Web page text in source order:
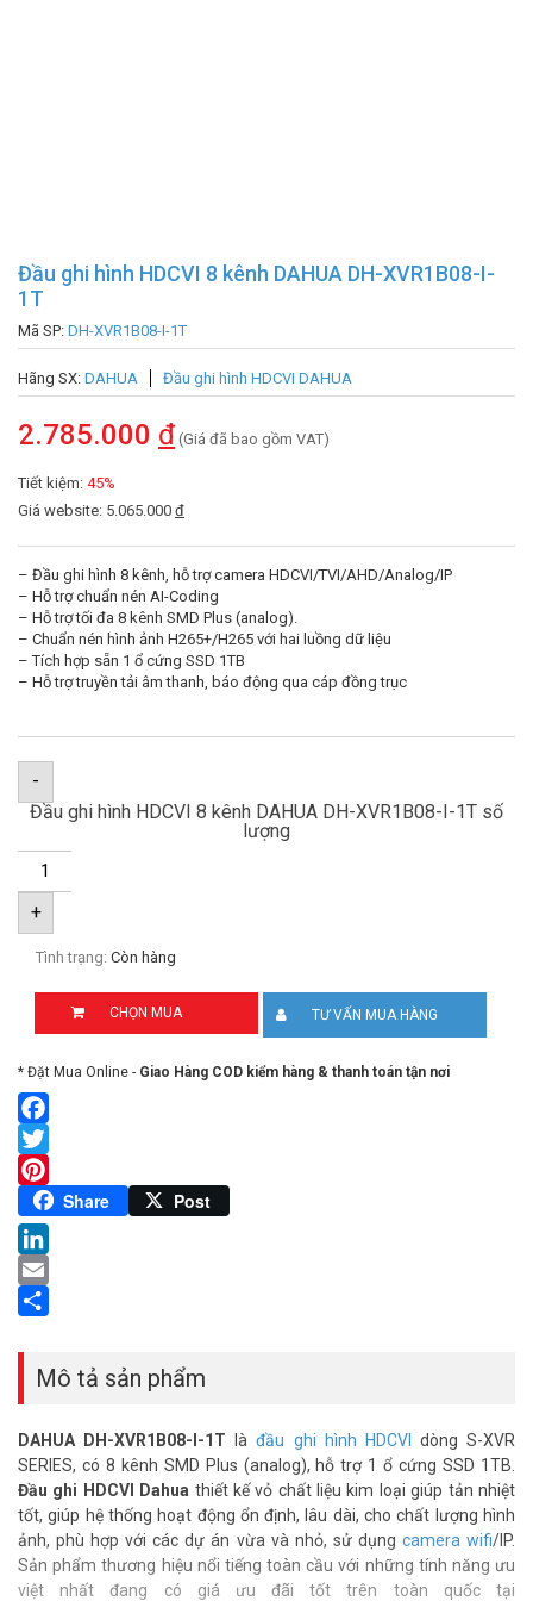
Đầu ghi hình HDCVI 8 kênh DAHUA DH-XVR1B08-I-
1T
Mã SP: DH-XVR1B08-I-1T
Hãng SX: DAHUA Đầu ghi hình HDCVI DAHUA
2.785.000 đ (Giá đã bao gồm VAT)
Tiết kiệm: 45%
Giá website: 5.065.000 đ
– Đầu ghi hình 8 kênh, hỗ trợ camera HDCVI/TVI/AHD/Analog/IP
– Hỗ trợ chuẩn nén AI-Coding
– Hỗ trợ tối đa 8 kênh SMD Plus (analog).
– Chuẩn nén hình ảnh H265+/H265 với hai luồng dữ liệu
– Tích hợp sẵn 1 ổ cứng SSD 1TB
– Hỗ trợ truyền tải âm thanh, báo động qua cáp đồng trục
-
Đầu ghi hình HDCVI 8 kênh DAHUA DH-XVR1B08-I-1T số
lượng
+
Tình trạng: Còn hàng
CHỌN MUA TƯ VẤN MUA HÀNG
* Đặt Mua Online - Giao Hàng COD kiểm hàng & thanh toán tận nơi
Facebook
Twitter
Pinterest
Share Post
LinkedIn
Email
Mô tả sản phẩm
DAHUA DH-XVR1B08-I-1T làđầu ghi hình HDCVI
dòng S-XVR
SERIES, có 8 kênh SMD Plus (analog), hỗ trợ 1 ổ cứng SSD 1TB.
Đầu ghi HDCVI Dahua thiết kế vỏ chất liệu kim loại giúp tản nhiệt
tốt, giúp hệ thống hoạt động ổn định, lâu dài, cho chất lượng hình
ảnh, phù hợp với các dự án vừa và nhỏ, sử dụng camera wifi/IP.
Sản phẩm thương hiệu nổi tiếng toàn cầu với những tính năng ưu
việt nhất đang có giá ưu đãi tốt trên toàn quốc tại